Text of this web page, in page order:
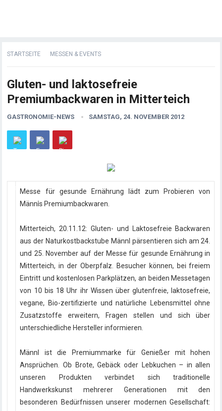
STARTSEITE MESSEN & EVENTS
Gluten- und laktosefreie
Premiumbackwaren in Mitterteich
GASTRONOMIE-NEWS SAMSTAG, 24. NOVEMBER 2012
Messe für gesunde Ernährung lädt zum Probieren von
Männls Premiumbackwaren.
Mitterteich, 20.11.12: Gluten- und Laktosefreie Backwaren
aus der Naturkostbackstube Männl pärsentieren sich am 24.
und 25. November auf der Messe für gesunde Ernährung in
Mitterteich, in der Oberpfalz. Besucher können, bei freiem
Eintritt und kostenlosen Parkplätzen, an beiden Messetagen
von 10 bis 18 Uhr ihr Wissen über glutenfreie, laktosefreie,
vegane, Bio-zertifizierte und natürliche Lebensmittel ohne
Zusatzstoffe erweitern, Fragen stellen und sich über
unterschiedliche Hersteller informieren.
Männl ist die Premiummarke für Genießer mit hohen
Ansprüchen. Ob Brote, Gebäck oder Lebkuchen – in allen
unseren Produkten verbindet sich traditionelle
Handwerkskunst mehrerer Generationen mit den
besonderen Bedürfnissen unserer modernen Gesellschaft: